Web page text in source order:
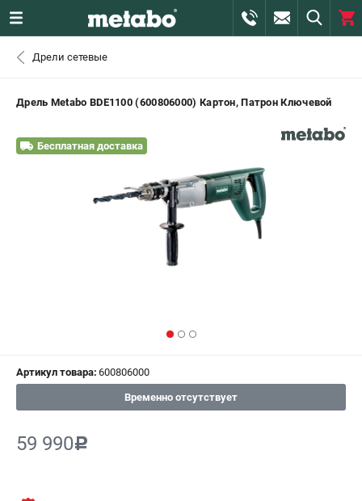
)
ВХОД ИЛИ РЕГИСТРАЦИЯ
ЗАКАЗАТЬ ЗАПЧАСТЬ
+7 (911) 360-06-14 | +7 (8112) 59-10-67
- ЗАКАЗ ЗАПЧАСТЕЙ
+7 (812) 407-39-48 - ЗАКАЗ ИЗДЕЛИЙ
САНКТ-ПЕТЕРБУРГ
0 ₽
Дрели сетевые
Дрель Metabo BDE1100 (600806000) Картон, Патрон Ключевой
Бесплатная доставка
Артикул товара: 600806000
Временно отсутствует
59 990c